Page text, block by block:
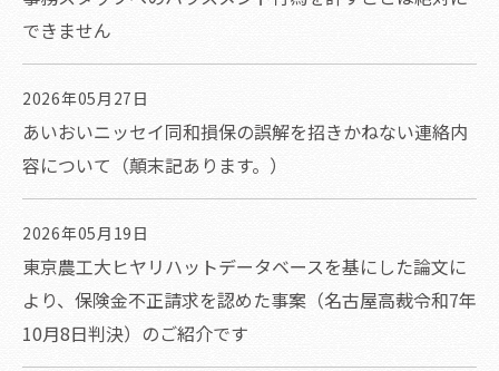
できません
2026年05月27日
あいおいニッセイ同和損保の誤解を招きかねない連絡内
容について（顛末記あります。）
2026年05月19日
東京農工大ヒヤリハットデータベースを基にした論文に
より、保険金不正請求を認めた事案（名古屋高裁令和7年
10月8日判決）のご紹介です